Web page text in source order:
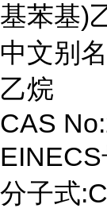
基苯基)
中文别
乙烷
CAS
分子式